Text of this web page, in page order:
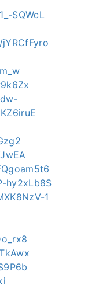
SQWcL
hy2xLb8S
1